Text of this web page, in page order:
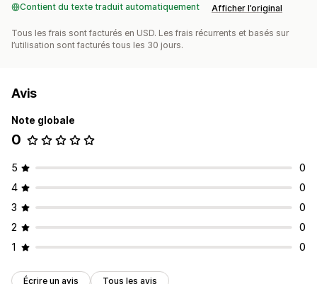
Contient du texte traduit automatiquement Afficher l’original
Tous les frais sont facturés en USD. Les frais récurrents et basés sur
l’utilisation sont facturés tous les 30 jours.
Avis
Note globale
0
5
0
4
0
3
0
2
0
1
0
Écrire un avis Tous les avis